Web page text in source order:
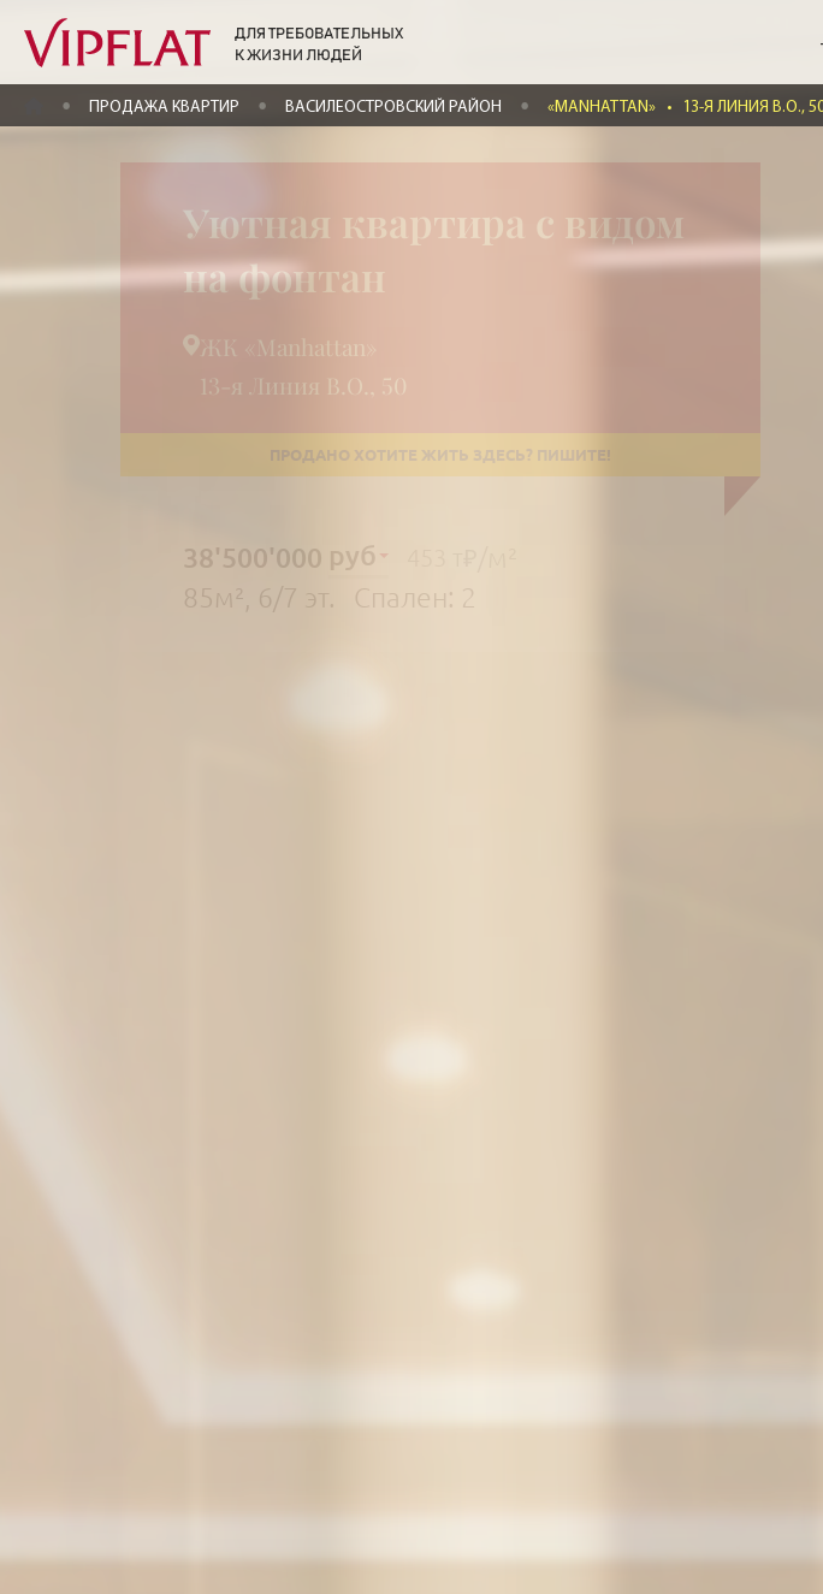
ДЛЯ ТРЕБОВАТЕЛЬНЫХ
К ЖИЗНИ ЛЮДЕЙ
ГЛАВНАЯПРОДАЖА КВАРТИР ВАСИЛЕОСТРОВСКИЙ РАЙОН «MANHATTAN» • 13-Я ЛИНИЯ В.О.,
Уютная квартира с видом
на фонтан
ЖК «Manhattan»
13-я Линия В.О., 50
38'500'000 руб